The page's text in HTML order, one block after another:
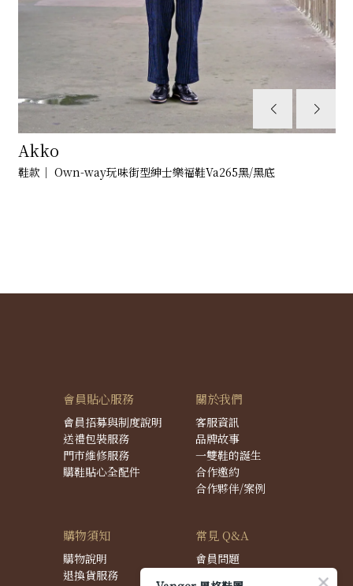
Akko
鞋款｜ Own-way玩味街型紳士樂福鞋Va265黑/黑底
會員貼心服務
會員招募與制度說明
送禮包裝服務
門市維修服務
購鞋貼心全配件
關於我們
客服資訊
品牌故事
一雙鞋的誕生
合作邀約
合作夥伴/案例
購物須知
購物說明
退換貨服務
常見 Q&A
會員問題